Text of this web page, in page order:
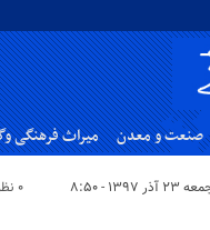
صنعت و معدن میراث فرهنگی
- ۸:۵۰
۰ نظر